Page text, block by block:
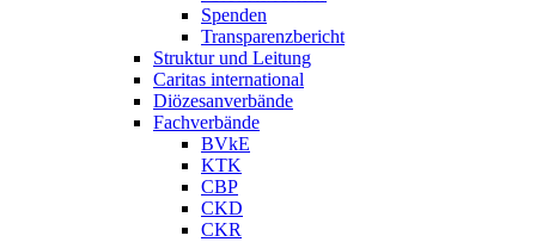
Spenden
Transparenzbericht
Struktur und Leitung
Caritas international
Diözesanverbände
Fachverbände
BVkE
KTK
CBP
CKD
CKR